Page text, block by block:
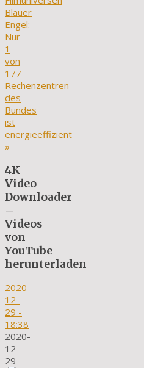
Blauer
Engel:
Nur
1
von
177
Rechenzentren
des
Bundes
ist
energieeffizient
»
4K
Video
Downloader
–
Videos
von
YouTube
herunterladen
2020-
12-
29 -
18:38
2020-
12-
29